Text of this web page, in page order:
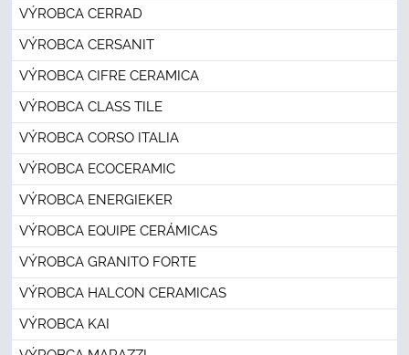
VÝROBCA CERRAD
VÝROBCA CERSANIT
VÝROBCA CIFRE CERAMICA
VÝROBCA CLASS TILE
VÝROBCA CORSO ITALIA
VÝROBCA ECOCERAMIC
VÝROBCA ENERGIEKER
VÝROBCA EQUIPE CERÁMICAS
VÝROBCA GRANITO FORTE
VÝROBCA HALCON CERAMICAS
VÝROBCA KAI